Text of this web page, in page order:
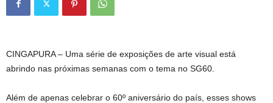
CINGAPURA – Uma série de exposições de arte visual está
abrindo nas próximas semanas com o tema no SG60.
Além de apenas celebrar o 60º aniversário do país, esses shows